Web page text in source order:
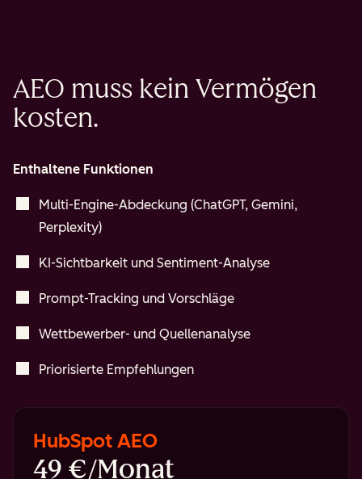
AEO muss kein Vermögen
kosten.
Enthaltene Funktionen
Multi-Engine-Abdeckung (ChatGPT, Gemini,
Perplexity)
KI-Sichtbarkeit und Sentiment-Analyse
Prompt-Tracking und Vorschläge
Wettbewerber- und Quellenanalyse
Priorisierte Empfehlungen
HubSpot AEO
49 €/Monat